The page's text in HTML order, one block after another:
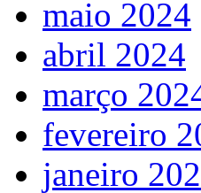
maio 2024
abril 2024
março
fevereiro
janeiro